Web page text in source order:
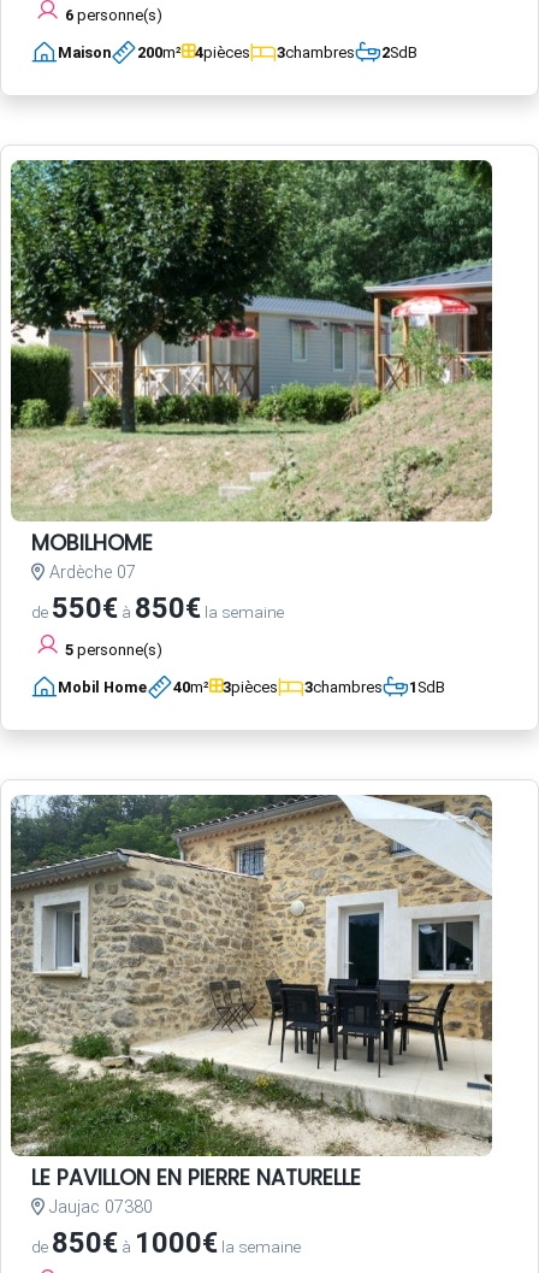
6 personne(s)
Maison 200m² 4pièces 3chambres 2SdB
MOBILHOME
Ardèche 07
de 550€ à 850€ la semaine
5 personne(s)
Mobil Home 40m² 3pièces 3chambres 1SdB
LE PAVILLON EN PIERRE NATURELLE
Jaujac 07380
de 850€ à 1000€ la semaine